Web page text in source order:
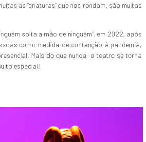
as “criaturas” que nos rondam, são muitas
solta a mão de ninguém”, em 2022, após
como medida de contenção à pandemia,
Mais do que nunca, o teatro se torna
especial!